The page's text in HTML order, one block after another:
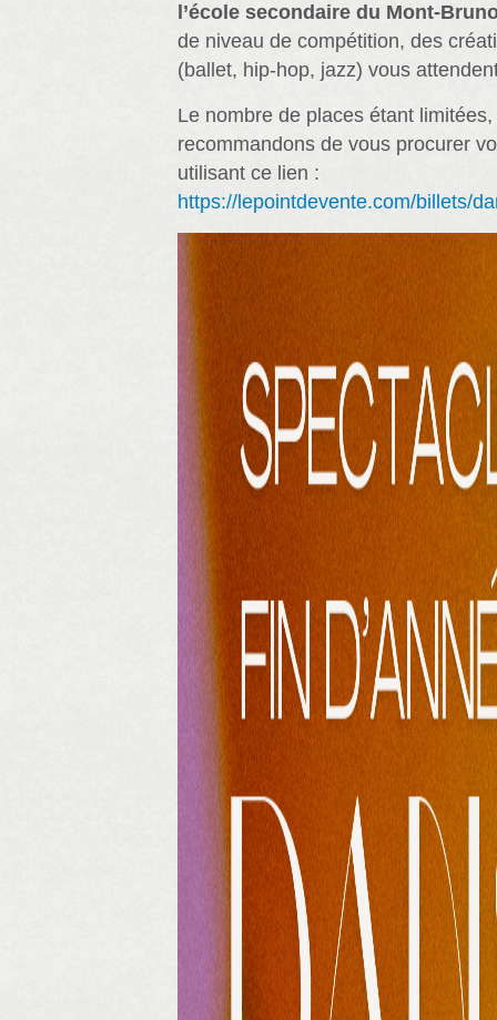
l’école secondaire du Mont-
de niveau de compétition, des
(ballet, hip-hop, jazz) vous
Le nombre de places étant
recommandons de vous procurer
utilisant ce lien :
https://lepointdevente.com/billets/